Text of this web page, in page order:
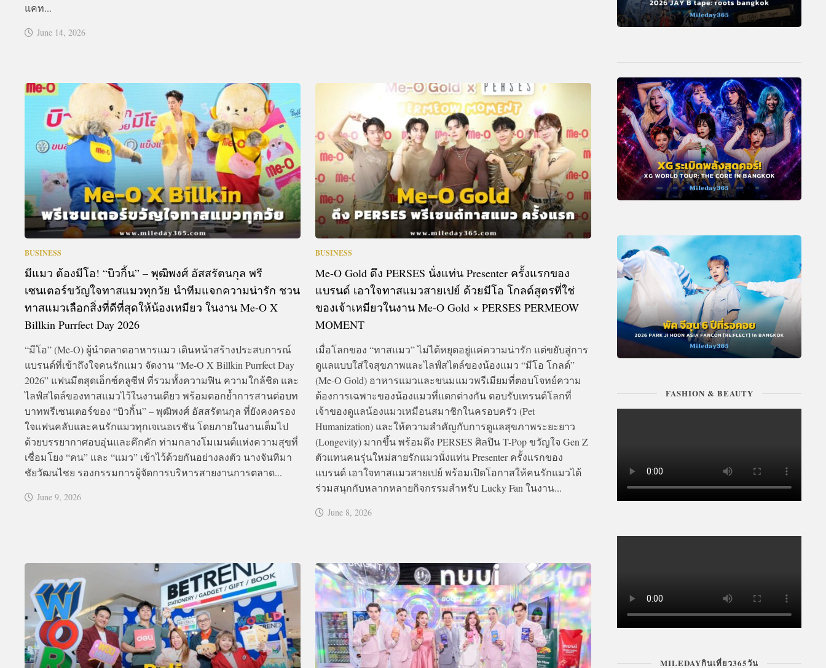
แคท...
June 14, 2026
BUSINESS
มีแมว ต้องมีโอ! “บิวกิ้น” – พุฒิพงศ์ อัสสรัตนกุล พรี
เซนเตอร์ขวัญใจทาสแมวทุกวัย นำทีมแจกความน่ารัก ชวน
ทาสแมวเลือกสิ่งที่ดีที่สุดให้น้องเหมียว ในงาน Me-O X
Billkin Purrfect Day 2026
“มีโอ” (Me-O) ผู้นำตลาดอาหารแมว เดินหน้าสร้างประสบการณ์
แบรนด์ที่เข้าถึงใจคนรักแมว จัดงาน “Me-O X Billkin Purrfect Day
2026” แฟนมีตสุดเอ็กซ์คลูซีฟ ที่รวมทั้งความฟิน ความใกล้ชิด และ
ไลฟ์สไตล์ของทาสแมวไว้ในงานเดียว พร้อมตอกย้ำการสานต่อบท
บาทพรีเซนเตอร์ของ “บิวกิ้น” – พุฒิพงศ์ อัสสรัตนกุล ที่ยังคงครอง
ใจแฟนคลับและคนรักแมวทุกเจเนอเรชัน โดยภายในงานเต็มไป
ด้วยบรรยากาศอบอุ่นและคึกคัก ท่ามกลางโมเมนต์แห่งความสุขที่
เชื่อมโยง “คน” และ “แมว” เข้าไว้ด้วยกันอย่างลงตัว นางจันทิมา
ชัยวัฒนไชย รองกรรมการผู้จัดการบริหารสายงานการตลาด...
June 9, 2026
BUSINESS
Me-O Gold ดึง PERSES นั่งแท่น Presenter ครั้งแรกของ
แบรนด์ เอาใจทาสแมวสายเปย์ ด้วยมีโอ โกลด์สูตรที่ใช่
ของเจ้าเหมียวในงาน Me-O Gold × PERSES PERMEOW
MOMENT
เมื่อโลกของ “ทาสแมว” ไม่ได้หยุดอยู่แค่ความน่ารัก แต่ขยับสู่การ
ดูแลแบบใส่ใจสุขภาพและไลฟ์สไตล์ของน้องแมว “มีโอ โกลด์”
(Me-O Gold) อาหารแมวและขนมแมวพรีเมียมที่ตอบโจทย์ความ
ต้องการเฉพาะของน้องแมวที่แตกต่างกัน ตอบรับเทรนด์โลกที่
เจ้าของดูแลน้องแมวเหมือนสมาชิกในครอบครัว (Pet
Humanization) และให้ความสำคัญกับการดูแลสุขภาพระยะยาว
(Longevity) มากขึ้น พร้อมดึง PERSES ศิลปิน T-Pop ขวัญใจ Gen Z
ตัวแทนคนรุ่นใหม่สายรักแมวนั่งแท่น Presenter ครั้งแรกของ
แบรนด์ เอาใจทาสแมวสายเปย์ พร้อมเปิดโอกาสให้คนรักแมวได้
ร่วมสนุกกับหลากหลายกิจกรรมสำหรับ Lucky Fan ในงาน...
June 8, 2026
FASHION & BEAUTY
MILEDAYกินเที่ยว365วัน